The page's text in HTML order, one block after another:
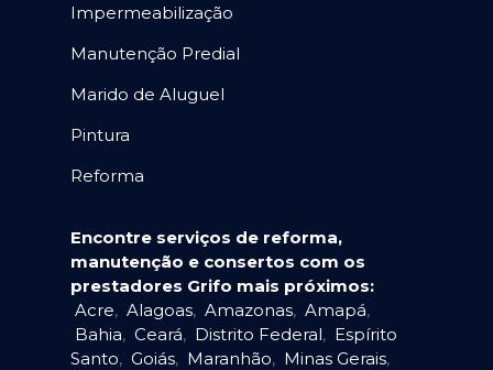
Impermeabilização
Manutenção Predial
Marido de Aluguel
Pintura
Reforma
Encontre serviços de reforma,
manutenção e consertos com os
prestadores Grifo mais próximos:
Acre, Alagoas, Amazonas, Amapá,
Bahia, Ceará, Distrito Federal, Espírito
Santo, Goiás, Maranhão, Minas Gerais,